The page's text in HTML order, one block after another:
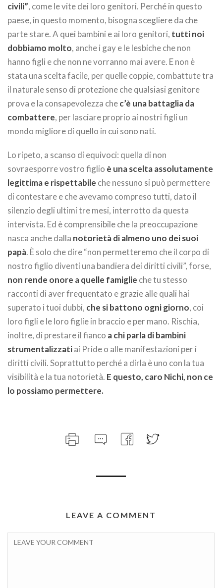
civili”, come le vite dei loro genitori. Perché in questo
paese, in questo momento, bisogna scegliere da che
parte stare. A quei bambini e ai loro genitori, tutti noi
dobbiamo molto, anche i gay e le lesbiche che non
hanno figli e che non ne vorranno mai avere. E non è
stata una scelta facile, per quelle coppie, combattute tra
il naturale senso di protezione che qualsiasi genitore
prova e la consapevolezza chec’è una battaglia da
combattere, per lasciare proprio ai nostri figli un
mondo migliore di quello in cui sono nati.
Lo ripeto, a scanso di equivoci: quella di non
sovraesporre vostro figlio è una scelta assolutamente
legittima e rispettabile che nessuno si può permettere
di contestare e che avevamo compreso tutti, dato il
silenzio degli ultimi tre mesi, interrotto da questa
intervista. Ed è comprensibile che la preoccupazione
nasca anche dalla notorietà di almeno uno dei suoi
papà. È solo che dire “non permetteremo che il corpo di
nostro figlio diventi una bandiera dei diritti civili”, forse,
non rende onore a quelle famiglie che tu stesso
racconti di aver frequentato e grazie alle quali hai
superato i tuoi dubbi, che si battono ogni giorno, coi
loro figli e le loro figlie in braccio e per mano. Rischia,
inoltre, di prestare il fianco a chi parla di bambini
strumentalizzatiai Pride o alle manifestazioni per i
diritti civili. Soprattutto perché a dirla è uno con la tua
visibilità e la tua notorietà. E questo, caro Nichi, non ce
lo possiamo permettere.
LEAVE A COMMENT